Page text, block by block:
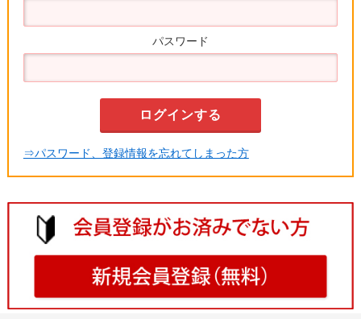
パスワード
⇒パスワード、登録情報を忘れてしまった方